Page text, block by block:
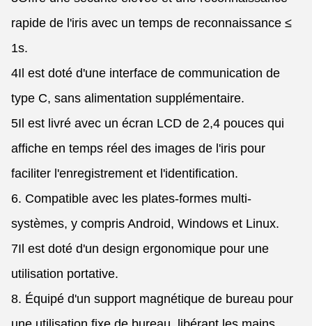
rapide de l'iris avec un temps de reconnaissance ≤
1s.
4Il est doté d'une interface de communication de
type C, sans alimentation supplémentaire.
5Il est livré avec un écran LCD de 2,4 pouces qui
affiche en temps réel des images de l'iris pour
faciliter l'enregistrement et l'identification.
6. Compatible avec les plates-formes multi-
systèmes, y compris Android, Windows et Linux.
7Il est doté d'un design ergonomique pour une
utilisation portative.
8. Équipé d'un support magnétique de bureau pour